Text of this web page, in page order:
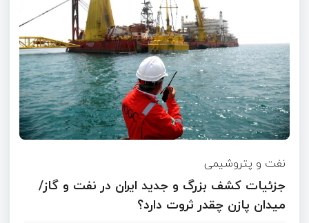
نفت و پتروشیمی
جزئیات کشف بزرگ و جدید ایران در نفت و گاز/
میدان پازن چقدر ثروت دارد؟